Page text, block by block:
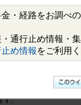
・経路をお調べの
通行止め情報・
め情報をご利用く
き、一般道でう回を
はご不便・ご迷惑を
かけいただきますよう
）朝まで
間）
す。